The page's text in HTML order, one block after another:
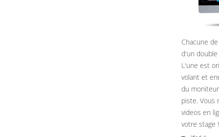
Chacune
d'un
L'une est
volant et
du
piste. Vous
videos en
votre stage !